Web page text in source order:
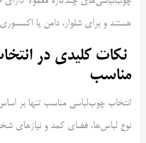
هستند و برای شلوار، دامن یا
نکات کلیدی در
مناسب
انتخاب چوب‌لباسی مناسب تنها بر
نوع لباس‌ها، فضای کمد و نیازهای